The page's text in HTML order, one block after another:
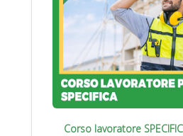
Corso lavoratore